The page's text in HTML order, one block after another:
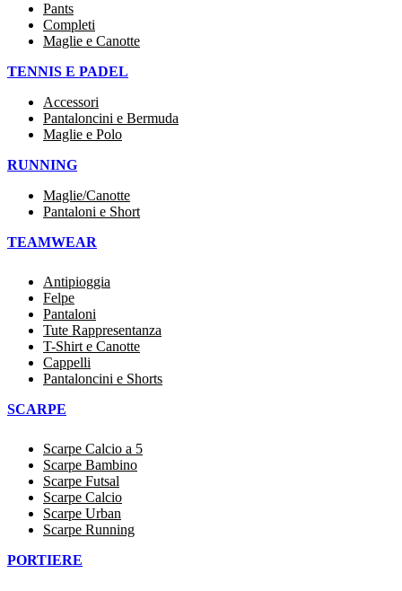
Pants
Completi
Maglie e Canotte
TENNIS E PADEL
Accessori
Pantaloncini e Bermuda
Maglie e Polo
RUNNING
Maglie/Canotte
Pantaloni e Short
TEAMWEAR
Antipioggia
Felpe
Pantaloni
Tute Rappresentanza
T-Shirt e Canotte
Cappelli
Pantaloncini e Shorts
SCARPE
Scarpe Calcio a 5
Scarpe Bambino
Scarpe Futsal
Scarpe Calcio
Scarpe Urban
Scarpe Running
PORTIERE